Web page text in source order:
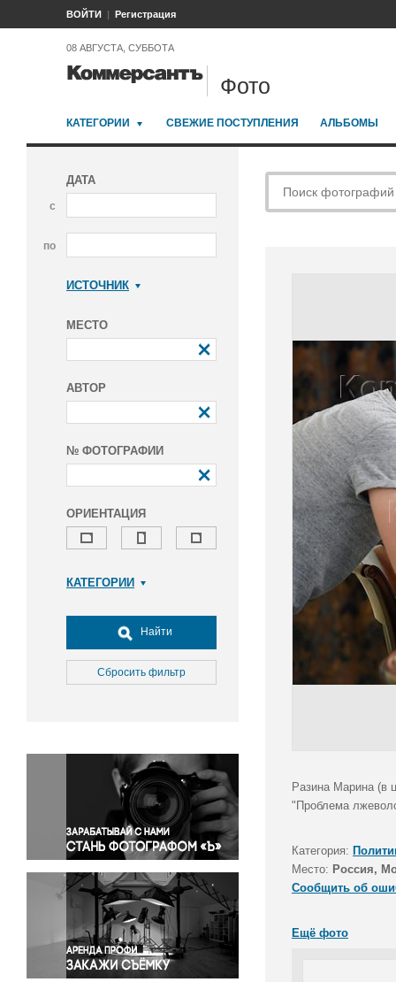
ВОЙТИ Регистрация
08 АВГУСТА, СУББОТА
Фото
КАТЕГОРИИ СВЕЖИЕ ПОСТУПЛЕНИЯ АЛЬБОМЫ
ДАТА
с
по
ИСТОЧНИК
МЕСТО
АВТОР
№ ФОТОГРАФИИ
ОРИЕНТАЦИЯ
КАТЕГОРИИ
Досуг, туризм и отдых
Культура
Медицина
Окружающая среда
Политика
Правосудие
Происшествия и конфликты
Религия
Светская жизнь
Спорт
Экология
Экономика и бизнес
Найти
Сбросить фильтр
Разина Марина (в
"Проблема
Категория:
Место: Россия,
Сообщить об
Ещё фото